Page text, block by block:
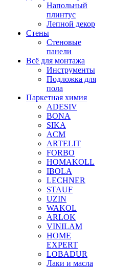
Напольный
плинтус
Лепной декор
Стены
Стеновые
панели
Всё для монтажа
Инструменты
Подложка для
пола
Паркетная химия
ADESIV
BONA
SIKA
ACM
ARTELIT
FORBO
HOMAKOLL
IBOLA
LECHNER
STAUF
UZIN
WAKOL
ARLOK
VINILAM
HOME
EXPERT
LOBADUR
Лаки и масла